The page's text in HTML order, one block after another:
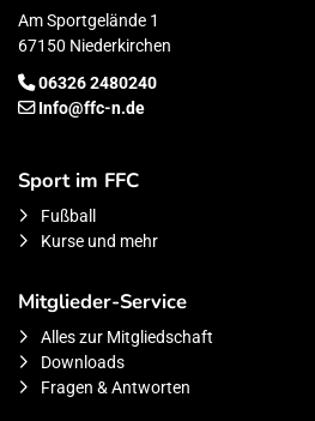
Am Sportgelände 1
67150 Niederkirchen
06326 2480240
Info@ffc-n.de
Sport im FFC
Fußball
Kurse und mehr
Mitglieder-Service
Alles zur Mitgliedschaft
Downloads
Fragen & Antworten